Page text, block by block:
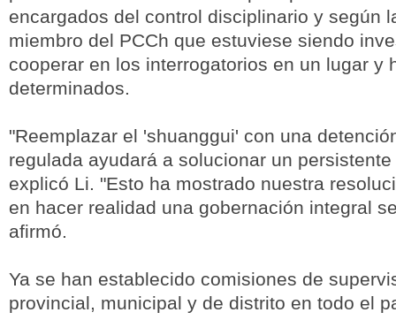
encargados del control disciplinario y según
miembro del PCCh que estuviese siendo
cooperar en los interrogatorios en un lugar y
determinados.
"Reemplazar el 'shuanggui' con una
regulada ayudará a solucionar un
explicó Li. "Esto ha mostrado nuestra
en hacer realidad una gobernación integral
afirmó.
Ya se han establecido comisiones de
provincial, municipal y de distrito en todo el